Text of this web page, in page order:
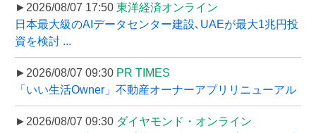
►2026/08/07 17:50 東洋経済オンライン
日本最大級のAIデータセンター建設､UAEが最大1兆円投
資を検討 ...
►2026/08/07 09:30 PR TIMES
「いい生活Owner」不動産オーナーアプリリニューアル
►2026/08/07 09:30 ダイヤモンド・オンライン